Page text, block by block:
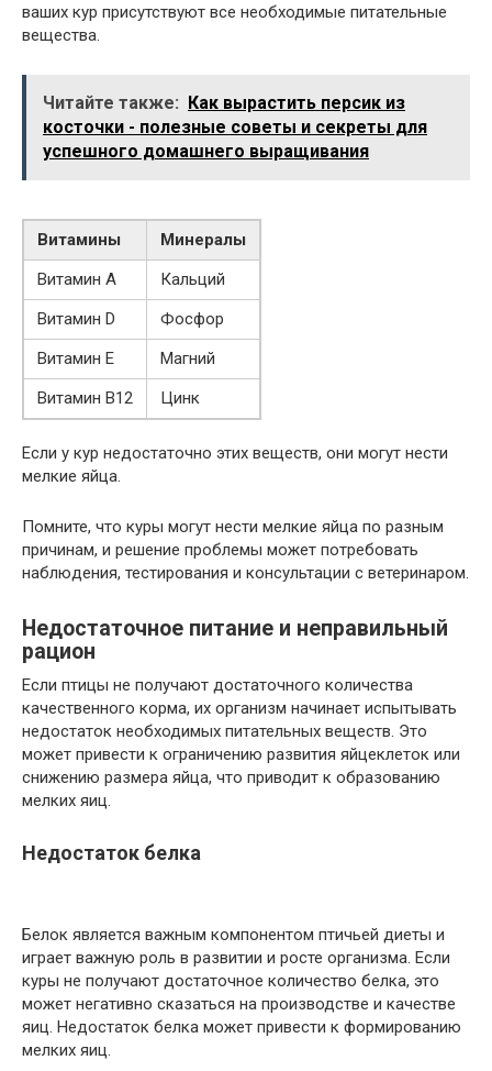
ваших кур присутствуют все необходимые питательные
вещества.
Читайте также: Как вырастить персик из
косточки - полезные советы и секреты для
успешного домашнего выращивания
Витамины
Минералы
Витамин А
Кальций
Витамин D
Фосфор
Витамин E
Магний
Витамин B12
Цинк
Если у кур недостаточно этих веществ, они могут нести
мелкие яйца.
Помните, что куры могут нести мелкие яйца по разным
причинам, и решение проблемы может потребовать
наблюдения, тестирования и консультации с ветеринаром.
Недостаточное питание и неправильный
рацион
Если птицы не получают достаточного количества
качественного корма, их организм начинает испытывать
недостаток необходимых питательных веществ. Это
может привести к ограничению развития яйцеклеток или
снижению размера яйца, что приводит к образованию
мелких яиц.
Недостаток белка
Белок является важным компонентом птичьей диеты и
играет важную роль в развитии и росте организма. Если
куры не получают достаточное количество белка, это
может негативно сказаться на производстве и качестве
яиц. Недостаток белка может привести к формированию
мелких яиц.